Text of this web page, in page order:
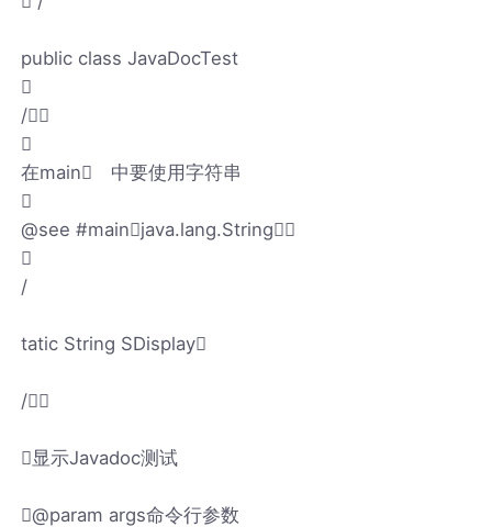
public class JavaDocTest

/

在main 中要使用字符串

@see #mainjava.lang.String

/
tatic String SDisplay
/
显示Javadoc测试
@param args命令行参数